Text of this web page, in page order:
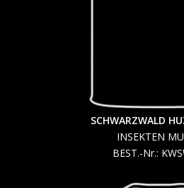
SCHWARZWALD
INSEKTEN
BEST.-Nr.: